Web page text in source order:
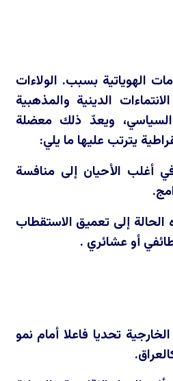
الهوياتية بسبب. الولاءات
الدينية والمذهبية
ويعدّ ذلك معضلة
يترتب عليها ما يلي:
أغلب الأحيان إلى منافسة
إلى تعميق الاستقطاب
أو عشائري .
تحديا فاعلا أمام نمو